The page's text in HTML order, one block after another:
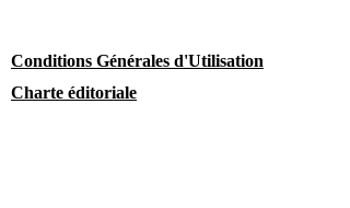
Conditions Générales d'Utilisation
Charte éditoriale